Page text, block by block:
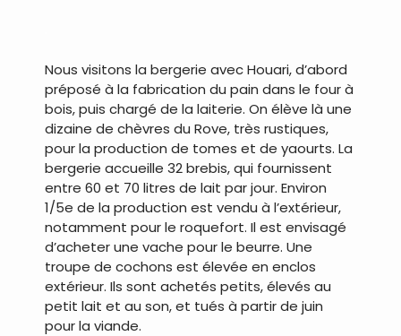
Nous visitons la bergerie avec Houari, d’abord
préposé à la fabrication du pain dans le four à
bois, puis chargé de la laiterie. On élève là une
dizaine de chèvres du Rove, très rustiques,
pour la production de tomes et de yaourts. La
bergerie accueille 32 brebis, qui fournissent
entre 60 et 70 litres de lait par jour. Environ
1/5e de la production est vendu à l’extérieur,
notamment pour le roquefort. Il est envisagé
d’acheter une vache pour le beurre. Une
troupe de cochons est élevée en enclos
extérieur. Ils sont achetés petits, élevés au
petit lait et au son, et tués à partir de juin
pour la viande.